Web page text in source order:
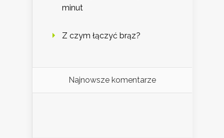
minut
Z czym łączyć brąz?
Najnowsze komentarze